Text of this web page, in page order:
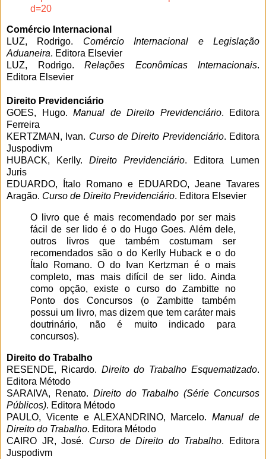
d=20
Comércio Internacional
LUZ, Rodrigo. Comércio Internacional e Legislação
Aduaneira. Editora Elsevier
LUZ, Rodrigo. Relações Econômicas Internacionais.
Editora Elsevier
Direito Previdenciário
GOES, Hugo. Manual de Direito Previdenciário. Editora
Ferreira
KERTZMAN, Ivan. Curso de Direito Previdenciário. Editora
Juspodivm
HUBACK, Kerlly. Direito Previdenciário. Editora Lumen
Juris
EDUARDO, Ítalo Romano e EDUARDO, Jeane Tavares
Aragão. Curso de Direito Previdenciário. Editora Elsevier
O livro que é mais recomendado por ser mais
fácil de ser lido é o do Hugo Goes. Além dele,
outros livros que também costumam ser
recomendados são o do Kerlly Huback e o do
Ítalo Romano. O do Ivan Kertzman é o mais
completo, mas mais difícil de ser lido. Ainda
como opção, existe o curso do Zambitte no
Ponto dos Concursos (o Zambitte também
possui um livro, mas dizem que tem caráter mais
doutrinário, não é muito indicado para
concursos).
Direito do Trabalho
RESENDE, Ricardo. Direito do Trabalho Esquematizado.
Editora Método
SARAIVA, Renato. Direito do Trabalho (Série Concursos
Públicos). Editora Método
PAULO, Vicente e ALEXANDRINO, Marcelo.Manual de
Direito do Trabalho. Editora Método
CAIRO JR, José. Curso de Direito do Trabalho. Editora
Juspodivm